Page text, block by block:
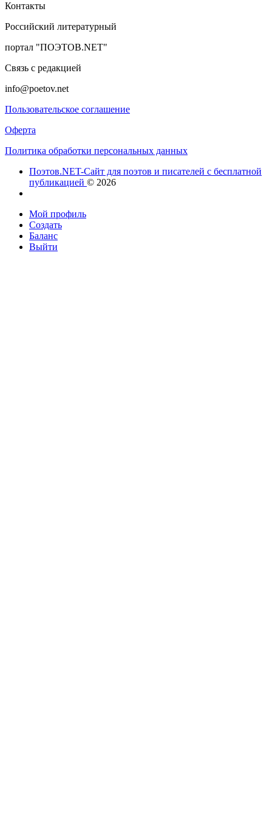
Контакты
Российский литературный
портал "ПОЭТОВ.NET"
Связь с редакцией
info@poetov.net
Пользовательское соглашение
Оферта
Политика обработки персональных данных
Поэтов.NET-Сайт для поэтов и писателей с бесплатной
публикацией © 2026
Мой профиль
Создать
Баланс
Выйти